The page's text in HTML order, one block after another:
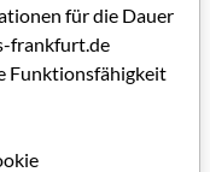
für die Dauer
frankfurt.de
Funktionsfähigkeit